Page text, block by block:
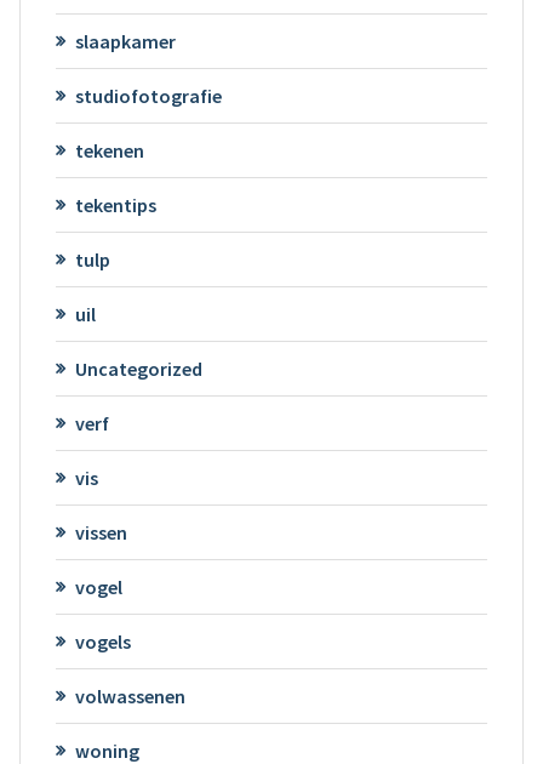
slaapkamer
studiofotografie
tekenen
tekentips
tulp
uil
Uncategorized
verf
vis
vissen
vogel
vogels
volwassenen
woning